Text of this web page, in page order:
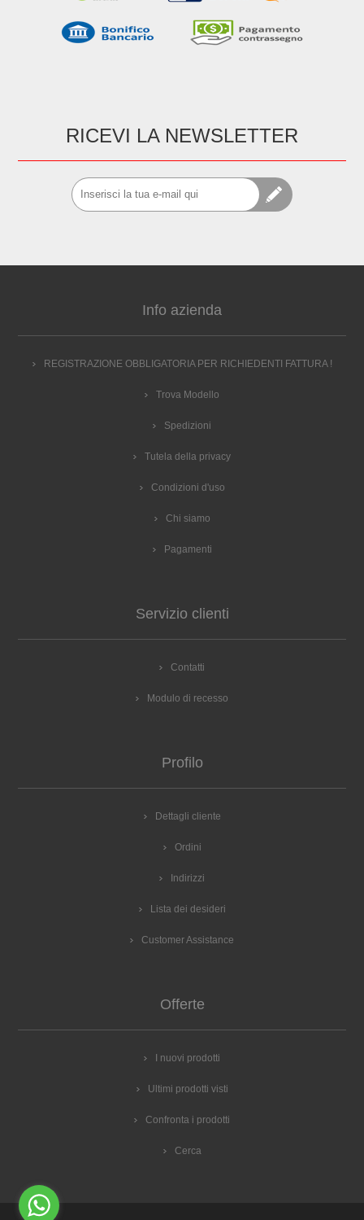
RICEVI LA NEWSLETTER
Info azienda
REGISTRAZIONE OBBLIGATORIA PER RICHIEDENTI FATTURA !
Trova Modello
Spedizioni
Tutela della privacy
Condizioni d'uso
Chi siamo
Pagamenti
Servizio clienti
Contatti
Modulo di recesso
Profilo
Dettagli cliente
Ordini
Indirizzi
Lista dei desideri
Customer Assistance
Offerte
I nuovi prodotti
Ultimi prodotti visti
Confronta i prodotti
Cerca